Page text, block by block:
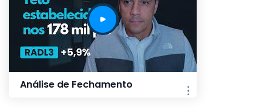
Análise de Fechamento